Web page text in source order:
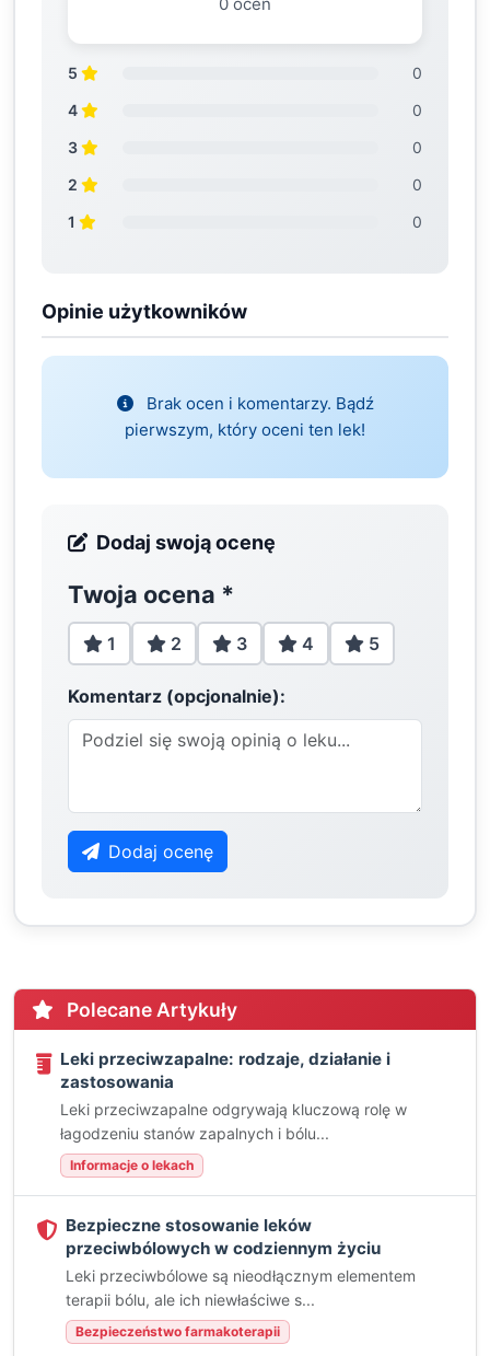
5
0
4
0
3
0
2
0
1
0
Opinie użytkowników
Brak ocen i komentarzy. Bądź
pierwszym, który oceni ten lek!
Dodaj swoją ocenę
Twoja ocena *
1 2 3 4 5
Komentarz (opcjonalnie):
Dodaj ocenę
Polecane Artykuły
Leki przeciwzapalne: rodzaje, działanie i
zastosowania
Leki przeciwzapalne odgrywają kluczową rolę w
łagodzeniu stanów zapalnych i bólu...
Informacje o lekach
Bezpieczne stosowanie leków
przeciwbólowych w codziennym życiu
Leki przeciwbólowe są nieodłącznym elementem
terapii bólu, ale ich niewłaściwe s...
Bezpieczeństwo farmakoterapii